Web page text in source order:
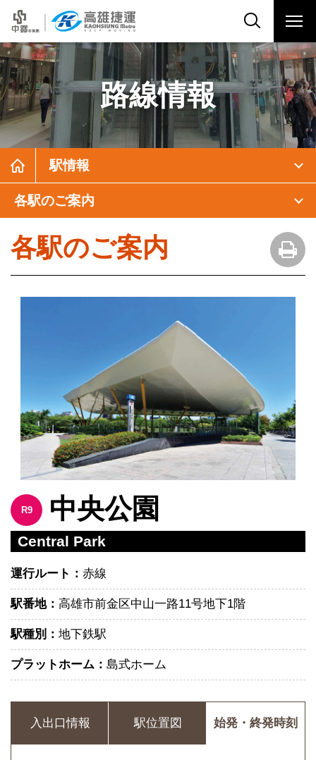
路線情報
駅情報
各駅のご案内
各駅のご案内
R9 中央公園
Central Park
運行ルート： 赤線
駅番地： 高雄市前金区中山一路11号地下1階
駅種別： 地下鉄駅
プラットホーム： 島式ホーム
入出口情報 駅位置図 始発・終発時刻